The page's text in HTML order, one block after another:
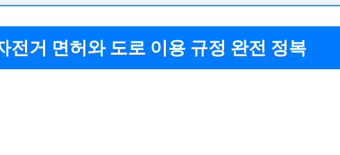
전거 면허와 도로 이용 규정 완전 정복